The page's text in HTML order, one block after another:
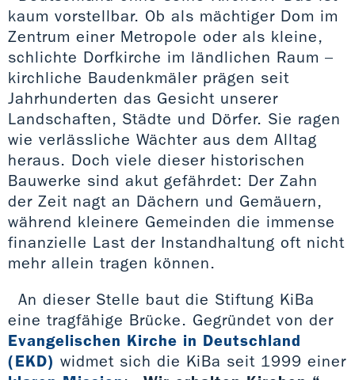
kaum vorstellbar. Ob als mächtiger Dom im
Zentrum einer Metropole oder als kleine,
schlichte Dorfkirche im ländlichen Raum –
kirchliche Baudenkmäler prägen seit
Jahrhunderten das Gesicht unserer
Landschaften, Städte und Dörfer. Sie ragen
wie verlässliche Wächter aus dem Alltag
heraus. Doch viele dieser historischen
Bauwerke sind akut gefährdet: Der Zahn
der Zeit nagt an Dächern und Gemäuern,
während kleinere Gemeinden die immense
finanzielle Last der Instandhaltung oft nicht
mehr allein tragen können.
An dieser Stelle baut die Stiftung KiBa
eine tragfähige Brücke. Gegründet von der
Evangelischen Kirche in Deutschland
(EKD) widmet sich die KiBa seit 1999 einer